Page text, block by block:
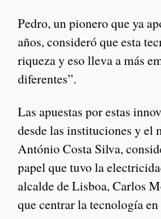
Pedro, un pionero que ya
años, consideró que esta
riqueza y eso lleva a más
diferentes”.
Las apuestas por estas
desde las instituciones y el
António Costa Silva,
papel que tuvo la
alcalde de Lisboa, Carlos
que centrar la tecnología